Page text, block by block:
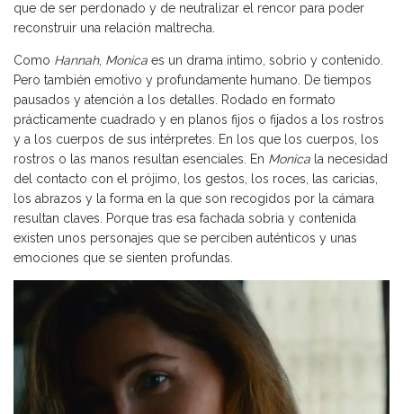
que de ser perdonado y de neutralizar el rencor para poder
reconstruir una relación maltrecha.
Como Hannah, Monica es un drama íntimo, sobrio y contenido.
Pero también emotivo y profundamente humano. De tiempos
pausados y atención a los detalles. Rodado en formato
prácticamente cuadrado y en planos fijos o fijados a los rostros
y a los cuerpos de sus intérpretes. En los que los cuerpos, los
rostros o las manos resultan esenciales. En Monica la necesidad
del contacto con el prójimo, los gestos, los roces, las caricias,
los abrazos y la forma en la que son recogidos por la cámara
resultan claves. Porque tras esa fachada sobria y contenida
existen unos personajes que se perciben auténticos y unas
emociones que se sienten profundas.